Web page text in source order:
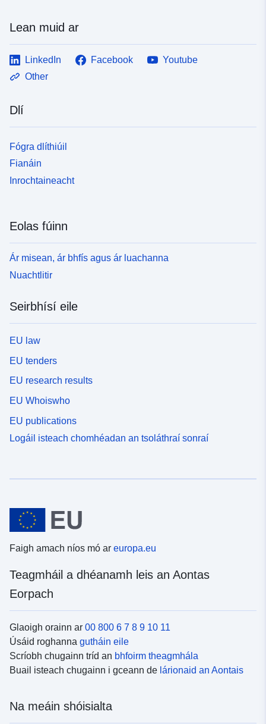
Lean muid ar
LinkedIn Facebook
Youtube
Other
Dlí
Fógra dlíthiúil
Fianáin
Inrochtaineacht
Eolas fúinn
Ár misean, ár bhfís agus ár luachanna
Nuachtlitir
Seirbhísí eile
EU law
EU tenders
EU research results
EU Whoiswho
EU publications
Logáil isteach chomhéadan an tsoláthraí sonraí
Faigh amach níos mó ar europa.eu
Teagmháil a dhéanamh leis an Aontas
Eorpach
Glaoigh orainn ar 00 800 6 7 8 9 10 11
Úsáid roghanna gutháin eile
Scríobh chugainn tríd an bhfoirm theagmhála
Buail isteach chugainn i gceann de lárionaid an Aontais
Na meáin shóisialta